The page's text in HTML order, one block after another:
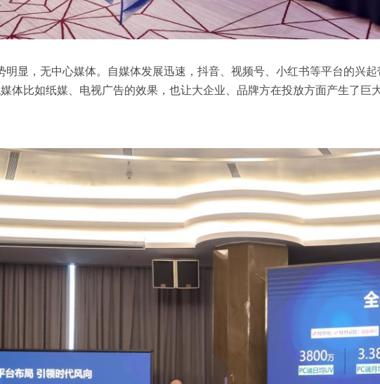
明显，无中心媒体。自媒体发展迅速，抖音、视频号、小红书等平台的兴
体比如纸媒、电视广告的效果，也让大企业、品牌方在投放方面产生了